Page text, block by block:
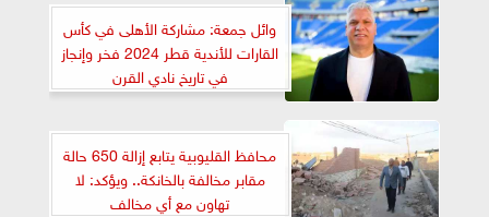
وائل جمعة: مشاركة الأهلى في كأس
القارات للأندية قطر 2024 فخر وإنجاز
في تاريخ نادي القرن
محافظ القليوبية يتابع إزالة 650 حالة
مقابر مخالفة بالخانكة.. ويؤكد: لا
تهاون مع أي مخالف